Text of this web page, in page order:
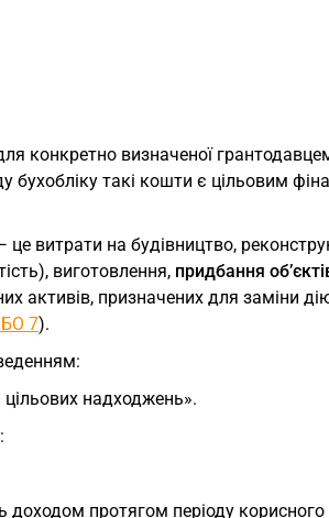
конкретно визначеної
такі кошти є цільовим
це витрати на будівництво,
виготовлення, придбання
активів, призначених для заміни
7).
надходжень».
доходом протягом періоду